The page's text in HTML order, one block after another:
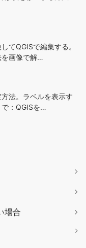
てQGISで編集する。
を画像で解…
法。ラベルを表示す
で：QGISを…
場合